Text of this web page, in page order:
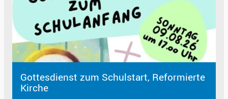
Gottesdienst zum Schulstart, Reformierte
Kirche